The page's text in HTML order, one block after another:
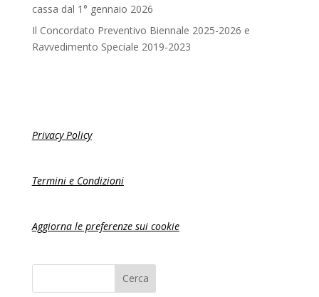
cassa dal 1° gennaio 2026
Il Concordato Preventivo Biennale 2025-2026 e
Ravvedimento Speciale 2019-2023
Privacy Policy
Termini e Condizioni
Aggiorna le preferenze sui cookie